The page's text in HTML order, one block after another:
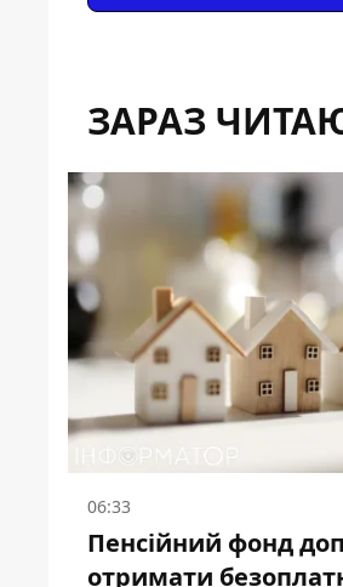
ЗАРАЗ
06:33
Пенсійний фонд
отримати